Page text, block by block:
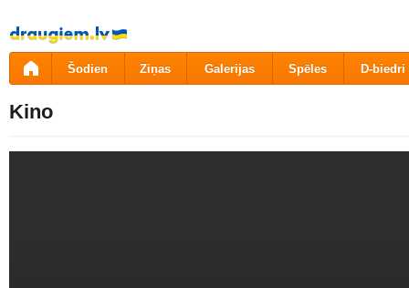
Pāriet
uz
saturu
Šodien Ziņas Galerijas Spēles D-biedri
Kino